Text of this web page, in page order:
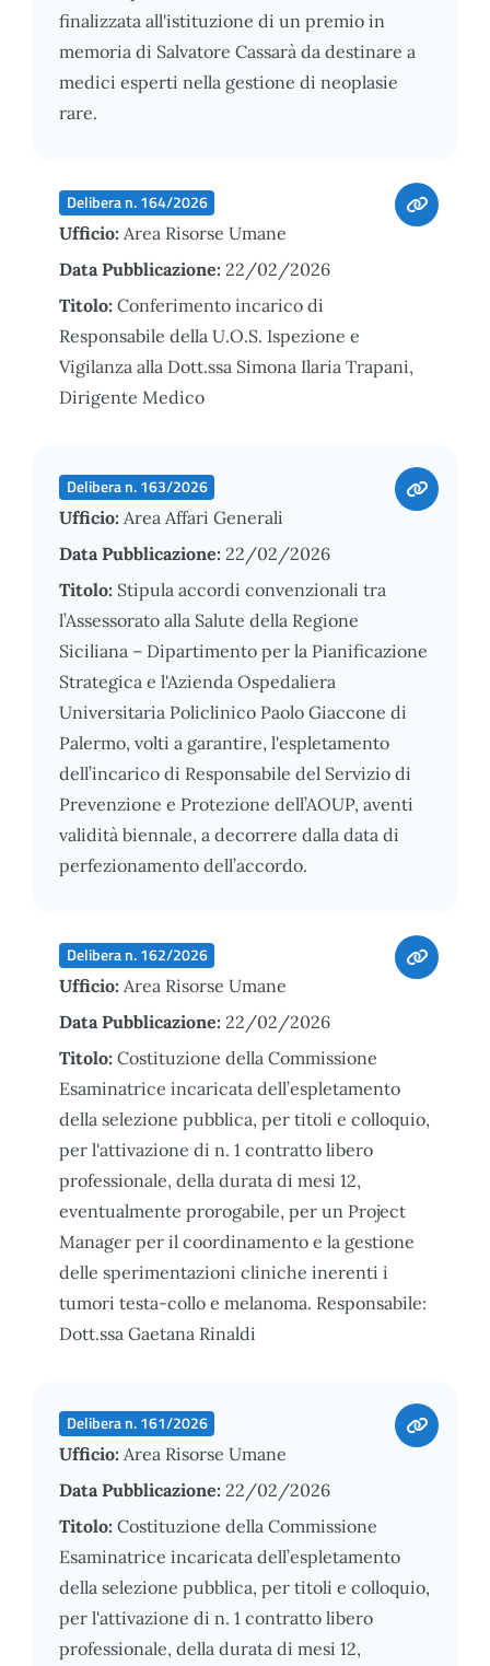
finalizzata all'istituzione di un premio in
memoria di Salvatore Cassarà da destinare a
medici esperti nella gestione di neoplasie
rare.
Delibera n. 164/2026
Ufficio: Area Risorse Umane
Data Pubblicazione: 22/02/2026
Titolo: Conferimento incarico di
Responsabile della U.O.S. Ispezione e
Vigilanza alla Dott.ssa Simona Ilaria Trapani,
Dirigente Medico
Delibera n. 163/2026
Ufficio: Area Affari Generali
Data Pubblicazione: 22/02/2026
Titolo: Stipula accordi convenzionali tra
l’Assessorato alla Salute della Regione
Siciliana – Dipartimento per la Pianificazione
Strategica e l'Azienda Ospedaliera
Universitaria Policlinico Paolo Giaccone di
Palermo, volti a garantire, l'espletamento
dell’incarico di Responsabile del Servizio di
Prevenzione e Protezione dell’AOUP, aventi
validità biennale, a decorrere dalla data di
perfezionamento dell’accordo.
Delibera n. 162/2026
Ufficio: Area Risorse Umane
Data Pubblicazione: 22/02/2026
Titolo: Costituzione della Commissione
Esaminatrice incaricata dell’espletamento
della selezione pubblica, per titoli e colloquio,
per l'attivazione di n. 1 contratto libero
professionale, della durata di mesi 12,
eventualmente prorogabile, per un Project
Manager per il coordinamento e la gestione
delle sperimentazioni cliniche inerenti i
tumori testa-collo e melanoma. Responsabile:
Dott.ssa Gaetana Rinaldi
Delibera n. 161/2026
Ufficio: Area Risorse Umane
Data Pubblicazione: 22/02/2026
Titolo: Costituzione della Commissione
Esaminatrice incaricata dell’espletamento
della selezione pubblica, per titoli e colloquio,
per l'attivazione di n. 1 contratto libero
professionale, della durata di mesi 12,